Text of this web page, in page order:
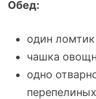
Обед:
один
чашка
одно